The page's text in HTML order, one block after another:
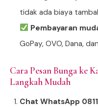
tidak ada biaya
Pembayaran
GoPay, OVO, Dana,
Cara Pesan Bunga ke
Langkah Mudah
Chat WhatsApp